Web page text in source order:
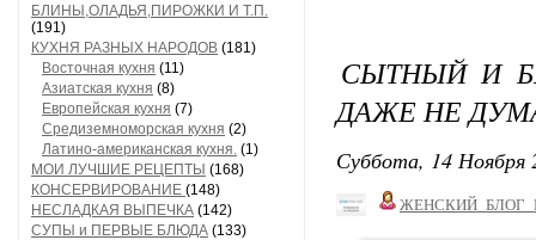
БЛИНЫ,ОЛАДЬЯ,ПИРОЖКИ И Т.П.
(191)
КУХНЯ РАЗНЫХ НАРОДОВ (181)
Восточная кухня (11)
Азиатская кухня (8)
Европейская кухня (7)
Средиземноморская кухня (2)
Латино-американская кухня. (1)
МОИ ЛУЧШИЕ РЕЦЕПТЫ (168)
КОНСЕРВИРОВАНИЕ (148)
НЕСЛАДКАЯ ВЫПЕЧКА (142)
СУПЫ и ПЕРВЫЕ БЛЮДА (133)
СЫТНЫЙ И
ДАЖЕ НЕ
Суббота, 14 Ноября